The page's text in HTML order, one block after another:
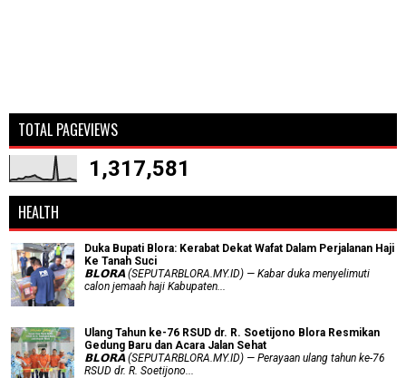
TOTAL PAGEVIEWS
1,317,581
HEALTH
Duka Bupati Blora: Kerabat Dekat Wafat Dalam Perjalanan Haji
Ke Tanah Suci
𝗕𝗟𝗢𝗥𝗔 (SEPUTARBLORA.MY.ID) — Kabar duka menyelimuti
calon jemaah haji Kabupaten...
Ulang Tahun ke-76 RSUD dr. R. Soetijono Blora Resmikan
Gedung Baru dan Acara Jalan Sehat
𝗕𝗟𝗢𝗥𝗔 (SEPUTARBLORA.MY.ID) — Perayaan ulang tahun ke-76
RSUD dr. R. Soetijono...